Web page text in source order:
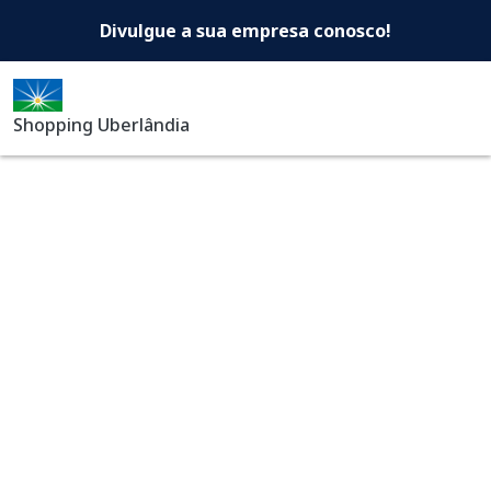
Shopping Uberlândia -
Divulgue a sua empresa conosco!
Shopping Uberlândia